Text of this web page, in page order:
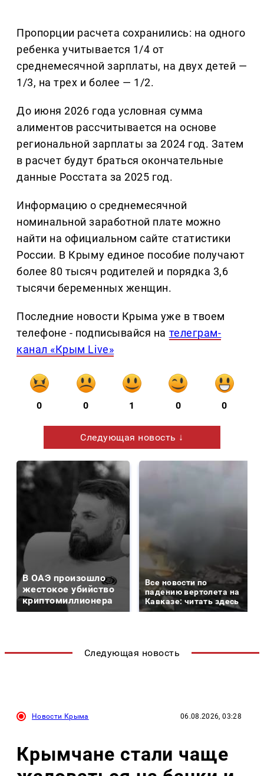
Пропорции расчета сохранились: на одного
ребенка учитывается 1/4 от
среднемесячной зарплаты, на двух детей —
1/3, на трех и более — 1/2.
До июня 2026 года условная сумма
алиментов рассчитывается на основе
региональной зарплаты за 2024 год. Затем
в расчет будут браться окончательные
данные Росстата за 2025 год.
Информацию о среднемесячной
номинальной заработной плате можно
найти на официальном сайте статистики
России. В Крыму единое пособие получают
более 80 тысяч родителей и порядка 3,6
тысячи беременных женщин.
Последние новости Крыма уже в твоем
телефоне - подписывайся на телеграм-
канал «Крым Live»
0 0 1 0 0
Следующая новость ↓
В ОАЭ произошло
жестокое убийство
криптомиллионера
Все новости по
падению вертолета на
Кавказе: читать здесь
Следующая новость
Новости Крыма 06.08.2026, 03:28
Крымчане стали чаще